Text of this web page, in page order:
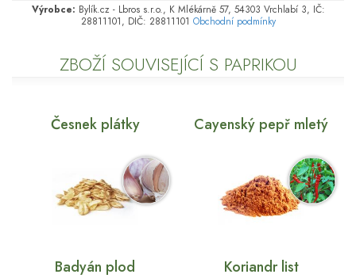
Výrobce: Bylík.cz - Lbros s.r.o., K Mlékárně 57, 54303 Vrchlabí 3, IČ:
28811101, DIČ: 28811101 Obchodní podmínky
ZBOŽÍ SOUVISEJÍCÍ S PAPRIKOU
Česnek plátky Cayenský pepř mletý
Badyán plod Koriandr list